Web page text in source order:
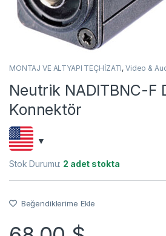
MONTAJ VE ALTYAPI TEÇHİZATI, Video &
Neutrik NADITBNC-F
Konnektör
Stok Durumu: 2 adet stokta
Beğendiklerime Ekle